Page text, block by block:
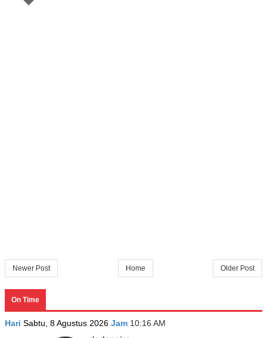
Newer Post Older Post
Home
On Time
Hari Sabtu, 8 Agustus 2026 Jam 10:16 AM